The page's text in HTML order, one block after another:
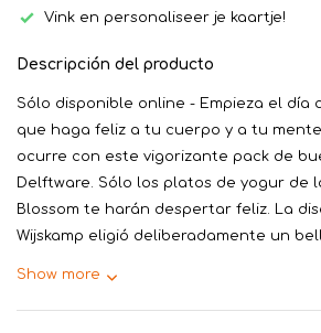
Vink en personaliseer je kaartje!
Descripción del producto
Sólo disponible online - Empieza el día
que haga feliz a tu cuerpo y a tu
ocurre con este vigorizante pack de
Delftware. Sólo los platos de yogur de
Blossom te harán despertar feliz. La
Wijskamp eligió deliberadamente un
Show more